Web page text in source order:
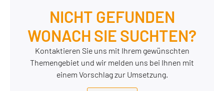
NICHT GEFUNDEN
WONACH SIE SUCHTEN?
Kontaktieren Sie uns mit Ihrem gewünschten
Themengebiet und wir melden uns bei Ihnen mit
einem Vorschlag zur Umsetzung.